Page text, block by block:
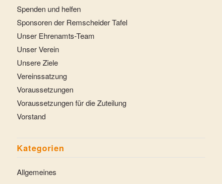
Spenden und helfen
Sponsoren der Remscheider Tafel
Unser Ehrenamts-Team
Unser Verein
Unsere Ziele
Vereinssatzung
Voraussetzungen
Voraussetzungen für die Zuteilung
Vorstand
Kategorien
Allgemeines